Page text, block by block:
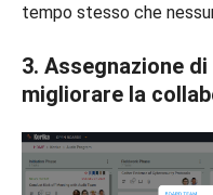
tempo stesso che
3. Assegnazione
migliorare la